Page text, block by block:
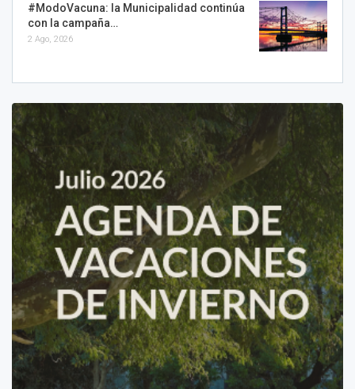
#ModoVacuna: la Municipalidad continúa
con la campaña…
2 Ago, 2026